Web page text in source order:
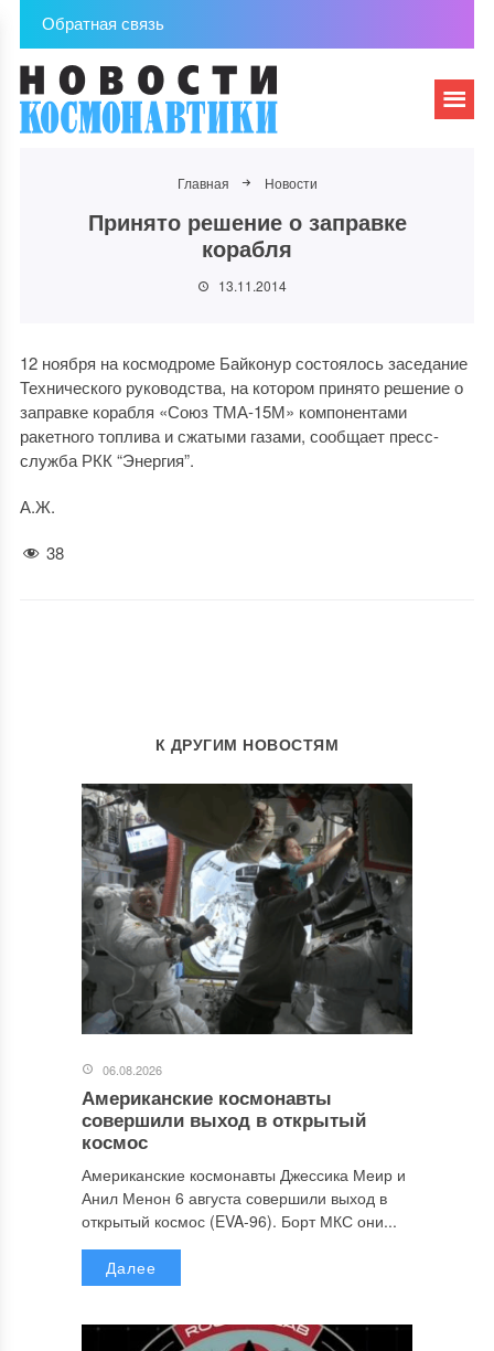
Обратная связь
Главная Новости
Принято решение о заправке
корабля
13.11.2014
12 ноября на космодроме Байконур состоялось заседание
Технического руководства, на котором принято решение о
заправке корабля «Союз ТМА-15М» компонентами
ракетного топлива и сжатыми газами, сообщает пресс-
служба РКК “Энергия”.
А.Ж.
38
К ДРУГИМ НОВОСТЯМ
06.08.2026
Американские космонавты
совершили выход в открытый
космос
Американские космонавты Джессика Меир и
Анил Менон 6 августа совершили выход в
открытый космос (EVA-96). Борт МКС они...
Далее